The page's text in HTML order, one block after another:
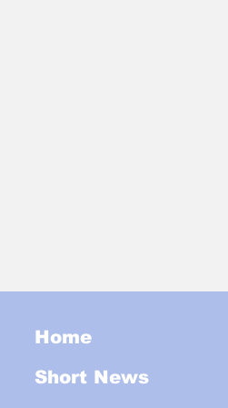
Home
Short News